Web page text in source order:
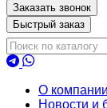
Заказать звонок
Быстрый заказ
О компании
Новости и